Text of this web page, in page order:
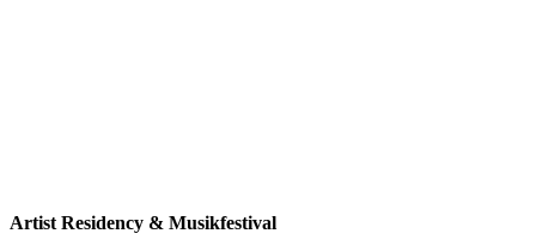
Artist Residency & Musikfestival